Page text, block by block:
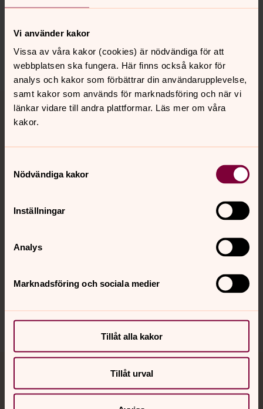
Vi använder kakor
Vissa av våra kakor (cookies) är nödvändiga för att
webbplatsen ska fungera. Här finns också kakor för
analys och kakor som förbättrar din användarupplevelse,
samt kakor som används för marknadsföring och när vi
länkar vidare till andra plattformar. Läs mer om våra
kakor.
Nödvändiga kakor
Inställningar
Analys
Marknadsföring och sociala medier
Tillåt alla kakor
Tillåt urval
Dela
Tillbaka till toppen
Tillbaka till innehållet
Hitta snabbt
Sociala kanaler
Jourhavande präst
Akut samtals- och krisstöd. Prata eller chatta anonymt